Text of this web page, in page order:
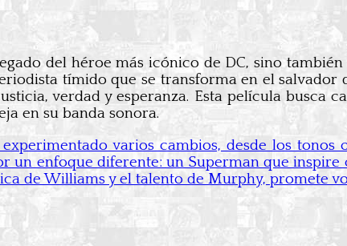
del héroe más icónico de DC, sino
tímido que se transforma en el salvador
verdad y esperanza. Esta película busca
en su banda sonora.
varios cambios, desde los tonos
un enfoque diferente: un Superman que inspire
de Williams y el talento de Murphy, promete